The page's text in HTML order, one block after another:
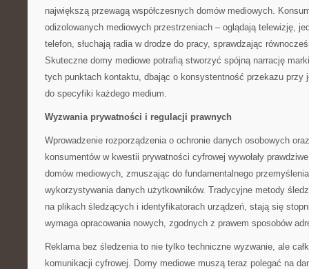
największą przewagą współczesnych domów mediowych.
odizolowanych mediowych przestrzeniach – oglądają telewizję,
telefon, słuchają radia w drodze do pracy, sprawdzając
Skuteczne domy mediowe potrafią stworzyć spójną narrację
tych punktach kontaktu, dbając o konsystentność przekazu przy
do specyfiki każdego medium.
Wyzwania prywatności i regulacji prawnych
Wprowadzenie rozporządzenia o ochronie danych osobowych
konsumentów w kwestii prywatności cyfrowej wywołały
domów mediowych, zmuszając do fundamentalnego
wykorzystywania danych użytkowników. Tradycyjne metody
na plikach śledzących i identyfikatorach urządzeń, stają się
wymaga opracowania nowych, zgodnych z prawem sposobów
Reklama bez śledzenia to nie tylko techniczne wyzwanie, ale
komunikacji cyfrowej. Domy mediowe muszą teraz polegać na